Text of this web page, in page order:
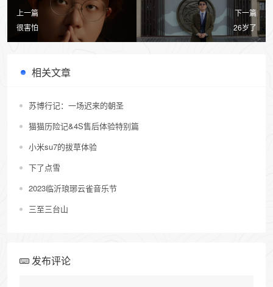
上一篇
很害怕
下一篇
26岁了
相关文章
苏博行记：一场迟来的朝圣
猫猫历险记&4S售后体验特别篇
小米su7的拔草体验
下了点雪
2023临沂琅琊云雀音乐节
三至三台山
发布评论